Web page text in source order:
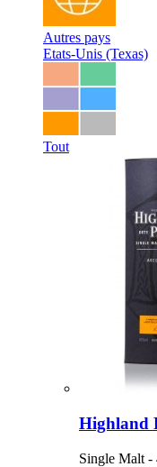
Autres pays
Etats-Unis (Texas)
Tout
Highland
Single Malt -